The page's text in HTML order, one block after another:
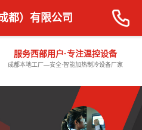
服务西部用户·专注温控设备
成都本地工厂—安全·智能加热制冷设备厂家
都）有限公司